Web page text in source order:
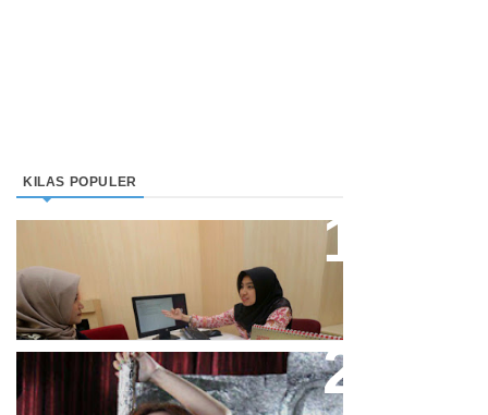
KILAS POPULER
Keuangan Syariah Di Indonesia
Meningkat
Cupi Cupita Luncurkan Single
“Yo Uwis”